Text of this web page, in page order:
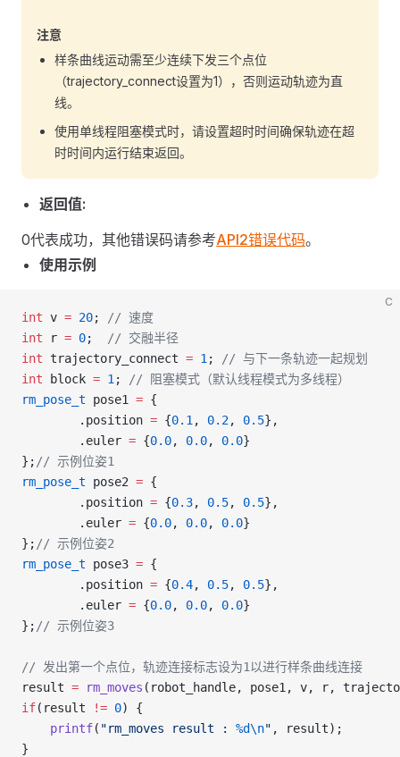
注意
样条曲线运动需至少连续下发三个点位
（trajectory_connect设置为1），否则运动轨迹为直
线。
使用单线程阻塞模式时，请设置超时时间确保轨迹在超
时时间内运行结束返回。
返回值:
0代表成功，其他错误码请参考API2错误代码。
使用示例
C
int v = 20;
// 速度
int r = 0;
  // 交融半径
int trajectory_connect = 1 ;
// 与下一条轨迹一起规划
int block = 1 ;
// 阻塞模式（默认线程模式为多线程）
rm_pose_t pose1 = {
        .position
= {0.1 , 0.2, 0.5},
        .euler
= {0.0, 0.0, 0.0}
}; // 示例位姿1
rm_pose_t pose2 = {
        .position
= {0.3, 0.5, 0.5},
        .euler
= {0.0, 0.0, 0.0}
}; // 示例位姿2
rm_pose_t pose3 = {
        .position
= {0.4, 0.5, 0.5},
        .euler
= {0.0, 0.0, 0.0}
}; // 示例位姿3
// 发出第一个点位，轨迹连接标志设为1以进行样条曲线连接
result = rm_moves (robot_handle, pose1, v, r,
if(result != 0) {
    printf
( "rm_moves result : %d\n" , result);
}